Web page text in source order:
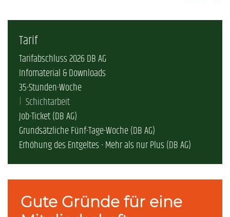
Tarif
Tarifabschluss 2026 DB AG
Infomaterial & Downloads
35-Stunden-Woche
Schichtarbeit
Job-Ticket (DB AG)
Grundsätzliche Fünf-Tage-Woche (DB AG)
Erhöhung des Entgeltes - Mehr als nur Plus (DB AG)
Gute Gründe für eine